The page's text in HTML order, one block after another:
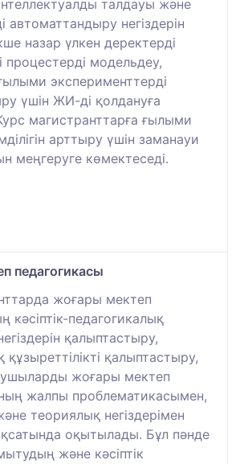
талдауы және
автоматтандыру негіздерін
назар үлкен деректерді
процестерді модельдеу,
эксперименттерді
үшін ЖИ-ді қолдануға
магистранттарға ғылыми
арттыру үшін заманауи
меңгеруге көмектеседі.
педагогикасы
жоғары мектеп
педагогикалық
қалыптастыру,
құзыреттілікті қалыптастыру,
жоғары мектеп
жалпы проблематикасымен,
теориялық негіздерімен
оқытылады. Бұл пәнде
және кәсіптік